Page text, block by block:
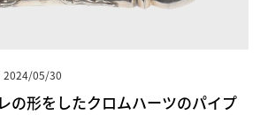
2024/05/30
の形をしたクロムハーツのパイプ